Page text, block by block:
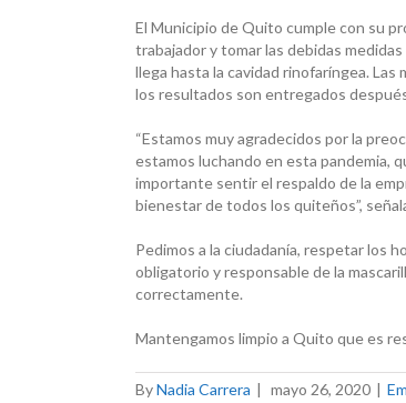
El Municipio de Quito cumple con su
trabajador y tomar las debidas
llega hasta la cavidad rinofaríngea.
los resultados son entregados
“Estamos muy agradecidos por la
estamos luchando en esta pandemia,
importante sentir el respaldo de la
bienestar de todos los quiteños”,
Pedimos a la ciudadanía, respetar los
obligatorio y responsable de la
correctamente.
Mantengamos limpio a Quito que es
ByNadia Carrera | mayo 26, 2020 |